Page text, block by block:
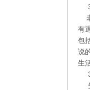
3.
有
包
说
生
3.